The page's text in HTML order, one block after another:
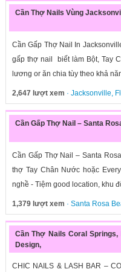
Cần Thợ Nails Vùng
Cần Gấp Thợ Nail In
gấp thợ nail biết làm Bột, Tay
lương or ăn chia tùy theo khả
2,647 lượt xem · Jacksonville,
Cần Gấp Thợ Nail – Santa
Cần Gấp Thợ Nail – Santa
thợ Tay Chân Nước hoặc
nghề - Tiệm good location, khu
1,379 lượt xem · Santa Rosa
Cần Thợ Nails Coral
Design,
CHIC NAILS & LASH BAR –